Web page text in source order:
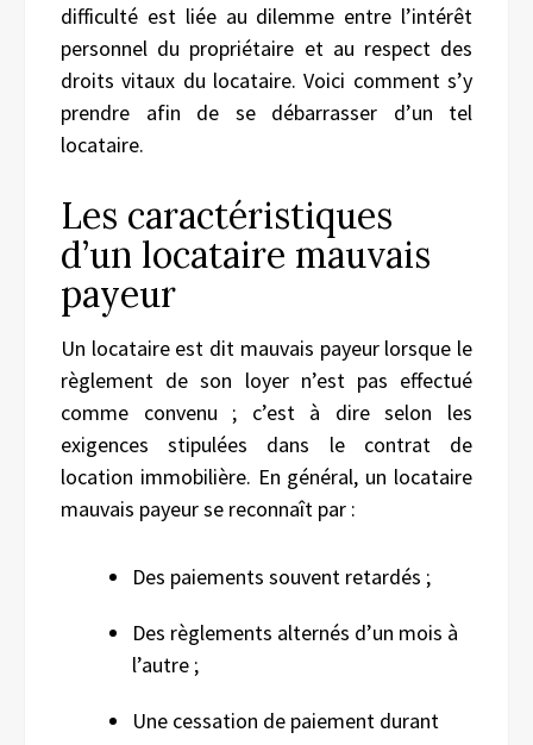
difficulté est liée au dilemme entre l’intérêt
personnel du propriétaire et au respect des
droits vitaux du locataire. Voici comment s’y
prendre afin de se débarrasser d’un tel
locataire.
Les caractéristiques
d’un locataire mauvais
payeur
Un locataire est dit mauvais payeur lorsque le
règlement de son loyer n’est pas effectué
comme convenu ; c’est à dire selon les
exigences stipulées dans le contrat de
location immobilière. En général, un locataire
mauvais payeur se reconnaît par :
Des paiements souvent retardés ;
Des règlements alternés d’un mois à
l’autre ;
Une cessation de paiement durant